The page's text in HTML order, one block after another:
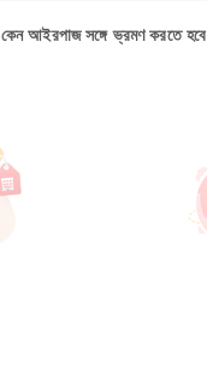
কেন আইরপাজ সঙ্গে ভ্রমণ করতে হবে